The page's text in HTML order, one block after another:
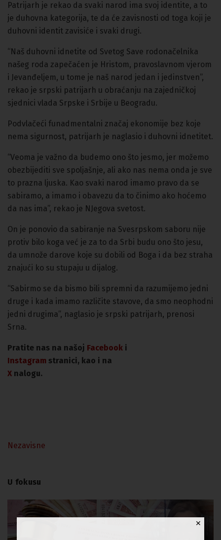
Patrijarh je rekao da svaki narod ima svoj identite, a to
je duhovna kategorija, te da će zavisnosti od toga koji je
duhovni identit zavisiće i svaki drugi.
“Naš duhovni idnetite od Svetog Save rodonačelnika
našeg roda zapečaćen je Hristom, pravoslavnom vjerom
i Jevanđeljem, u tome je naš narod jedan i jedinstven”,
rekao je srpski patrijarh u obraćanju na zajedničkoj
sjednici vlada Srpske i Srbije u Beogradu.
Podvlačeći funadmentalni značaj ekonomije bez koje
nema sigurnost, patrijarh je naglasio i duhovni idnetitet.
“Veoma je važno da budemo ono što jesmo, jer možemo
obezbijediti sve spoljašnje, ali ako nas nema onda je sve
to prazna ljuska. Kao svaki narod imamo pravo da se
sabiramo, a imamo i obavezu da to činimo ako hoćemo
da nas ima”, rekao je NJegova svetost.
On je ponovio da sabiranje na Svesrpskom saboru nije
protiv bilo koga već je za to da Srbi budu ono što jesu,
da umnože darove koje su dobili od Boga i da bez straha
znajući ko su stupaju u dijalog.
“Sabirmo se da bismo bili spremni da razumijemo jedni
druge i kada imamo različite stavove, da smo neophodni
jedni drugima”, naglasio je srpski patrijarh, prenosi
Srna.
Pratite nas na našoj Facebook i
Instagram stranici, kao i na
X nalogu.
Nezavisne
U fokusu
✕